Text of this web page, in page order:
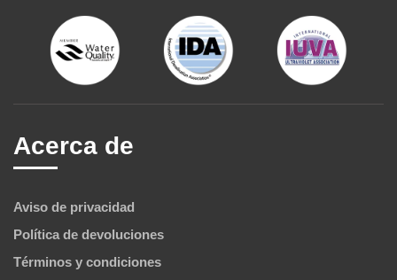
Acerca de
Aviso de privacidad
Política de devoluciones
Términos y condiciones